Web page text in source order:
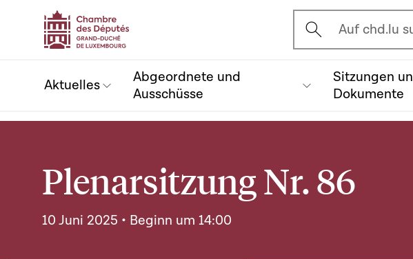
Ouvrir l'écran de
Auf chd.lu
Aktuelles
Abgeordnete und
Ausschüsse
Sitzungen
Dokumente
Plenarsitzung Nr. 86
10 Juni 2025 • Beginn um 14:00